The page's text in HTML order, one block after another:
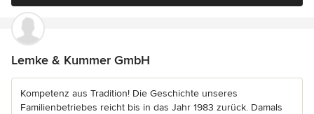
Lemke & Kummer GmbH
Kompetenz aus Tradition! Die Geschichte unseres
Familienbetriebes reicht bis in das Jahr 1983 zurück. Damals